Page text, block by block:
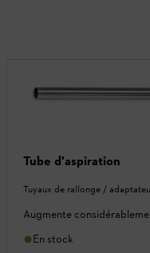
Tube d'aspiration
Tuyaux de rallonge /
Augmente
En stock